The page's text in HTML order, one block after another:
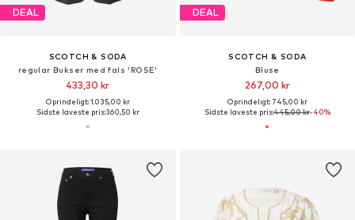
DEAL
SCOTCH & SODA
regular Bukser med fals 'ROSE'
433,30 kr
Oprindeligt: 1.035,00 kr
Sidste laveste pris:360,50 kr
DEAL
SCOTCH & SODA
Bluse
267,00 kr
Oprindeligt: 745,00 kr
Sidste laveste pris:445,00 kr-40%